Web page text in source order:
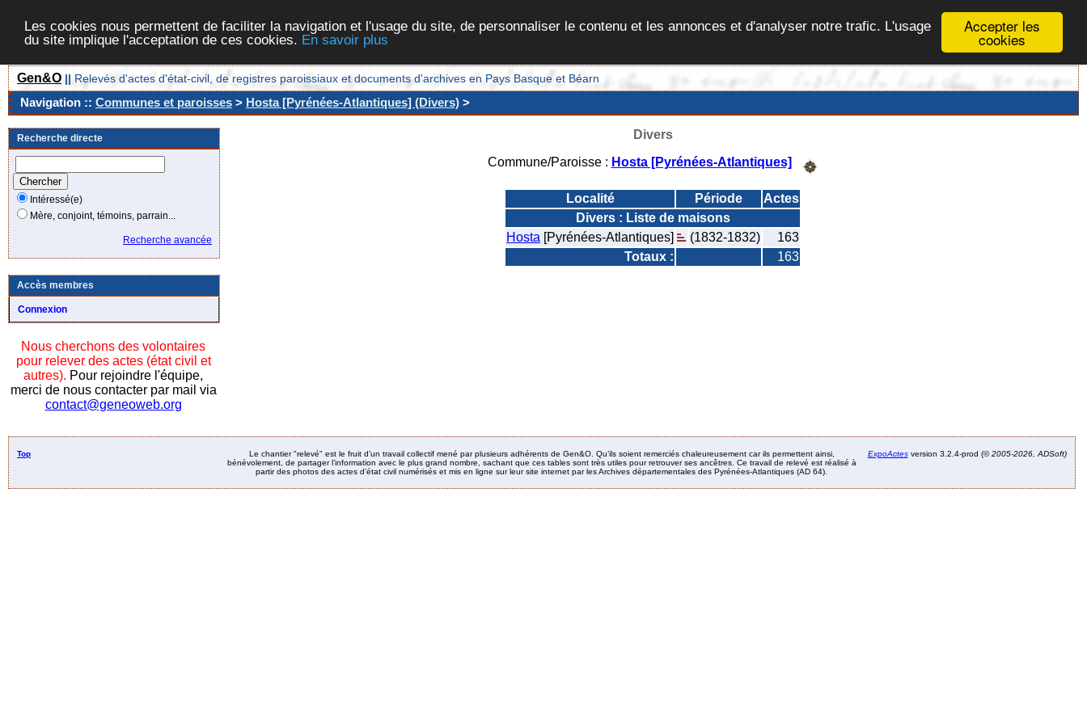
Accepter les
cookies
Les cookies nous permettent de faciliter la navigation et l'usage du site, de personnaliser le contenu et les annonces et d'analyser notre trafic. L'usage
du site implique l'acceptation de ces cookies. En savoir plus
Gen&O || Relevés d'actes d'état-civil, de registres paroissiaux et documents d'archives en Pays Basque et Béarn
Navigation :: Communes et paroisses > Hosta [Pyrénées-Atlantiques] (Divers) >
Recherche directe
Intéressé(e)
Mère, conjoint, témoins, parrain...
Recherche avancée
Accès membres
Connexion
Nous cherchons des volontaires
pour relever des actes (état civil et
autres). Pour rejoindre l'équipe,
merci de nous contacter par mail via
contact@geneoweb.org
Divers
Commune/Paroisse : Hosta [Pyrénées-Atlantiques]
Localité Période
Actes
Divers : Liste de maisons
Hosta [Pyrénées-Atlantiques] (1832-1832)
163
Totaux :
163
Top
Le chantier "relevé" est le fruit d’un travail collectif mené par plusieurs adhérents de Gen&O. Qu’ils soient remerciés chaleureusement car ils permettent ainsi,
bénévolement, de partager l’information avec le plus grand nombre, sachant que ces tables sont très utiles pour retrouver ses ancêtres. Ce travail de relevé est réalisé à
partir des photos des actes d’état civil numérisés et mis en ligne sur leur site internet par les Archives départementales des Pyrénées-Atlantiques (AD 64).
ExpoActesversion 3.2.4-prod (©2005-2026, ADSoft)